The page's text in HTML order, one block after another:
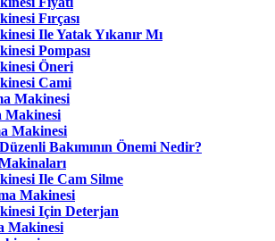
Fırçası
Ile Yatak Yıkanır Mı
Pompası
Öneri
Cami
Makinesi
Makinesi
Makinesi
Bakımının Önemi Nedir?
Ile Cam Silme
Makinesi
Için Deterjan
Makinesi